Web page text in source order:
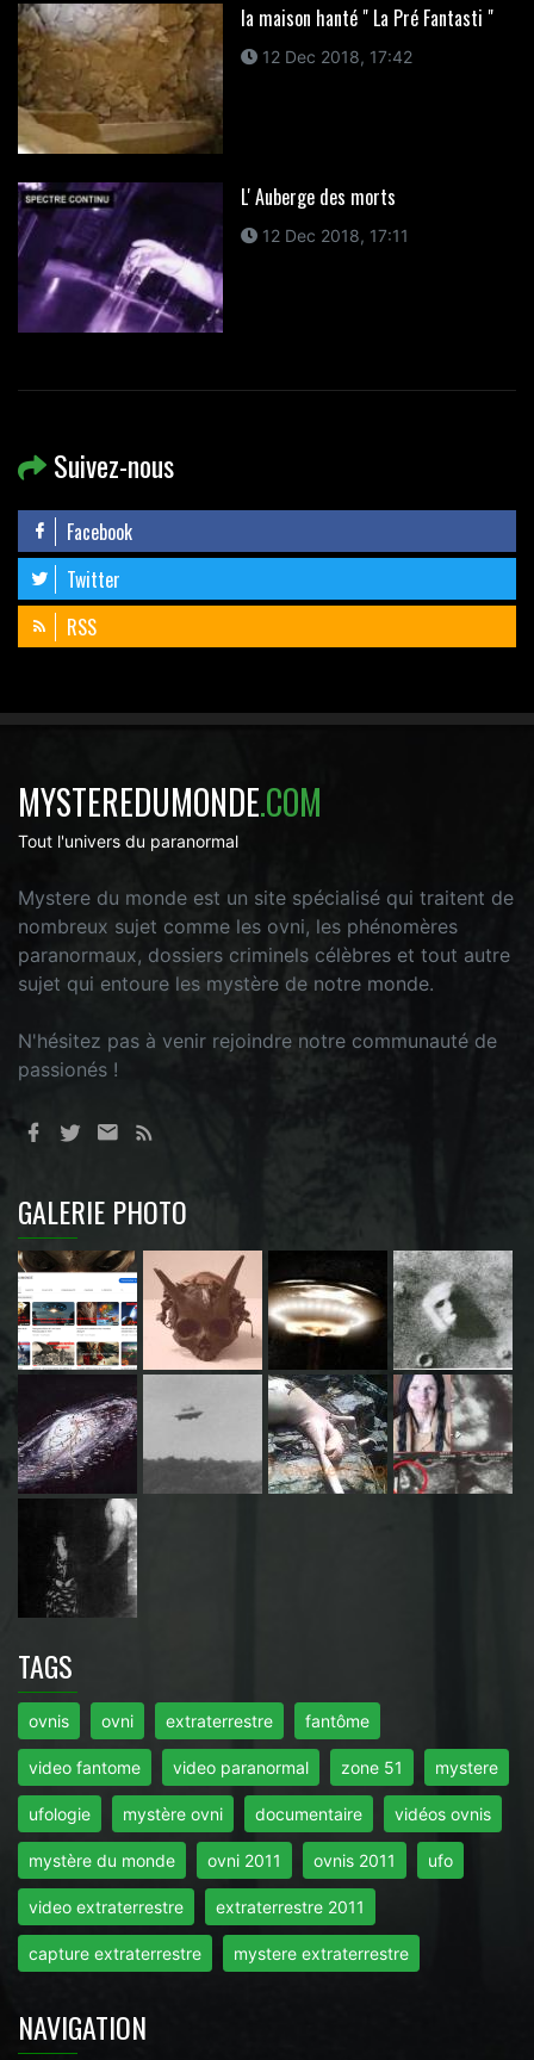
la maison hanté " La Pré Fantasti "
12 Dec 2018, 17:42
L' Auberge des morts
12 Dec 2018, 17:11
Suivez-nous
Facebook
Twitter
RSS
MYSTEREDUMONDE.COM
Tout l'univers du paranormal
Mystere du monde est un site spécialisé qui traitent de
nombreux sujet comme les ovni, les phénomères
paranormaux, dossiers criminels célèbres et tout autre
sujet qui entoure les mystère de notre monde.
N'hésitez pas à venir rejoindre notre communauté de
passionés !
GALERIE PHOTO
TAGS
ovnis ovni extraterrestre fantôme
video fantome video paranormal zone 51 mystere
ufologie mystère ovni documentaire vidéos ovnis
mystère du monde ovni 2011 ovnis 2011 ufo
video extraterrestre extraterrestre 2011
capture extraterrestre mystere extraterrestre
NAVIGATION